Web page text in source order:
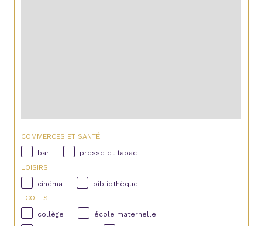
COMMERCES ET SANTÉ
bar
presse et tabac
LOISIRS
cinéma
bibliothèque
ECOLES
collège
école maternelle